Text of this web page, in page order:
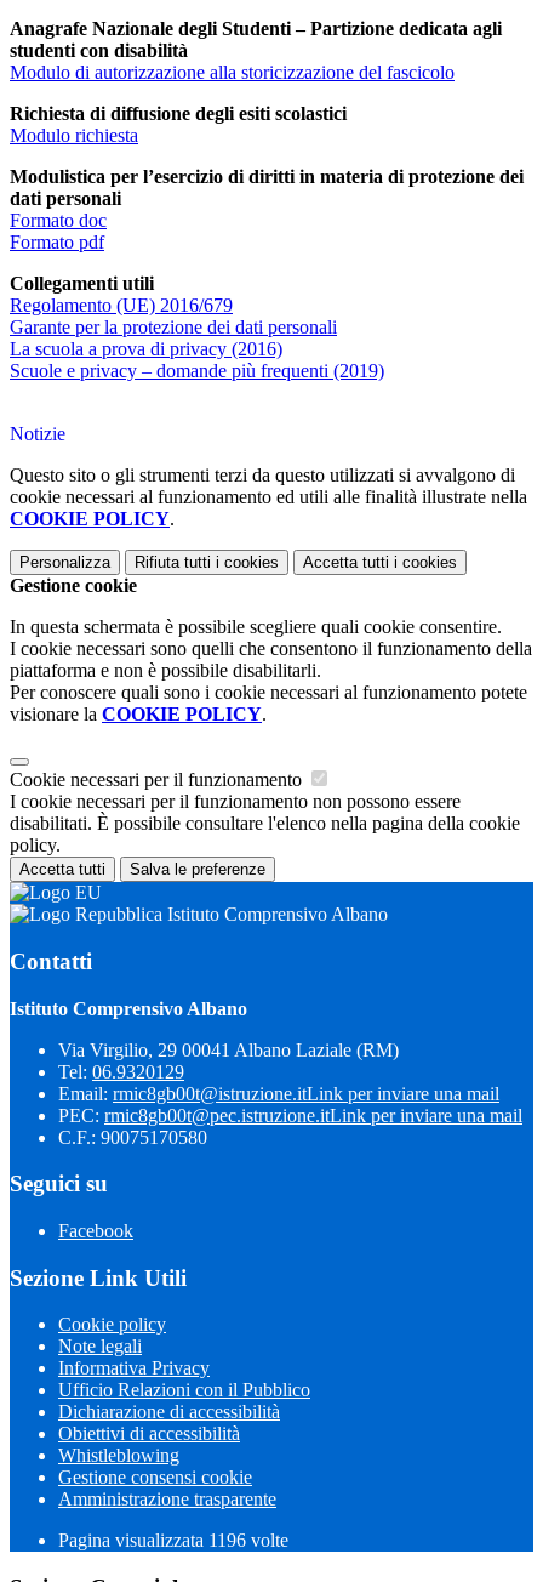
Anagrafe Nazionale degli Studenti – Partizione dedicata agli
studenti con disabilità
Modulo di autorizzazione alla storicizzazione del fascicolo
Richiesta di diffusione degli esiti scolastici
Modulo richiesta
Modulistica per l’esercizio di diritti in materia di protezione dei
dati personali
Formato doc
Formato pdf
Collegamenti utili
Regolamento (UE) 2016/679
Garante per la protezione dei dati personali
La scuola a prova di privacy (2016)
Scuole e privacy – domande più frequenti (2019)
Notizie
Questo sito o gli strumenti terzi da questo utilizzati si avvalgono di
cookie necessari al funzionamento ed utili alle finalità illustrate nella
COOKIE POLICY.
Personalizza Rifiuta tutti i cookies Accetta tutti i cookies
Gestione cookie
In questa schermata è possibile scegliere quali cookie consentire.
I cookie necessari sono quelli che consentono il funzionamento della
piattaforma e non è possibile disabilitarli.
Per conoscere quali sono i cookie necessari al funzionamento potete
visionare la COOKIE POLICY.
Cookie necessari per il funzionamento
I cookie necessari per il funzionamento non possono essere
disabilitati. È possibile consultare l'elenco nella pagina della cookie
policy.
Accetta tutti Salva le preferenze
Istituto Comprensivo Albano
Contatti
Istituto Comprensivo Albano
Via Virgilio, 29 00041 Albano Laziale (RM)
Tel: 06.9320129
Email: rmic8gb00t@istruzione.itLink per inviare una mail
PEC: rmic8gb00t@pec.istruzione.itLink per inviare una mail
C.F.: 90075170580
Seguici su
Facebook
Sezione Link Utili
Cookie policy
Note legali
Informativa Privacy
Ufficio Relazioni con il Pubblico
Dichiarazione di accessibilità
Obiettivi di accessibilità
Whistleblowing
Gestione consensi cookie
Amministrazione trasparente
Pagina visualizzata 1196 volte